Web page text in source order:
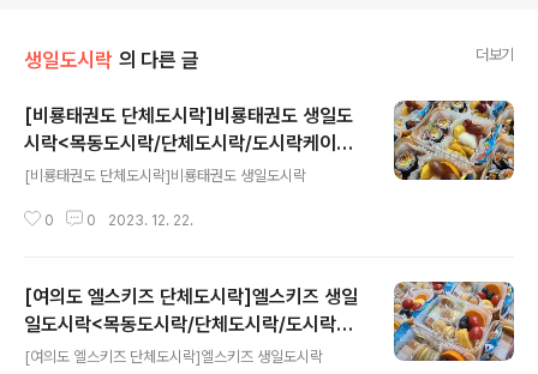
생일도시락 의 다른 글 더보기
[비룡태권도 단체도시락]비룡태권도 생일도
시락<목동도시락/단체도시락/도시락케이터
링:원스피크닉>
[비룡태권도 단체도시락]비룡태권도 생일도시락
0 0 2023. 12. 22.
[여의도 엘스키즈 단체도시락]엘스키즈 생일
일도시락<목동도시락/단체도시락/도시락케
이터링:원스피크닉>
[여의도 엘스키즈 단체도시락]엘스키즈 생일도시락